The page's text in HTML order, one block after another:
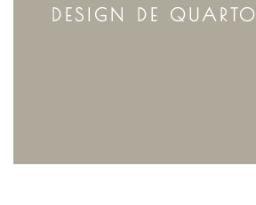
DESIGN DE QUARTO